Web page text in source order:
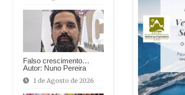
Falso crescimento…
Autor: Nuno Pereira
1 de Agosto de 2026